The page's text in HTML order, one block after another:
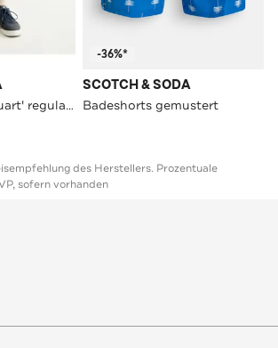
Chino-Shorts 'Stuart' regular slim
-36%*
SCOTCH & SODA
Badeshorts gemustert
des Herstellers. Prozentuale
sofern vorhanden